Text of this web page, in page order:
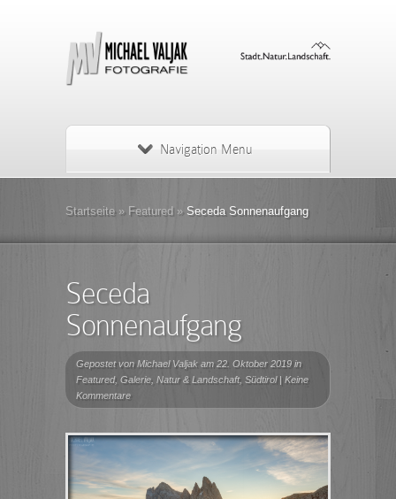
Navigation Menu
Startseite » Featured » Seceda Sonnenaufgang
Seceda
Sonnenaufgang
Gepostet von Michael Valjak am 22. Oktober 2019 in
Featured, Galerie Natur & Landschaft, Südtirol| Keine
Kommentare